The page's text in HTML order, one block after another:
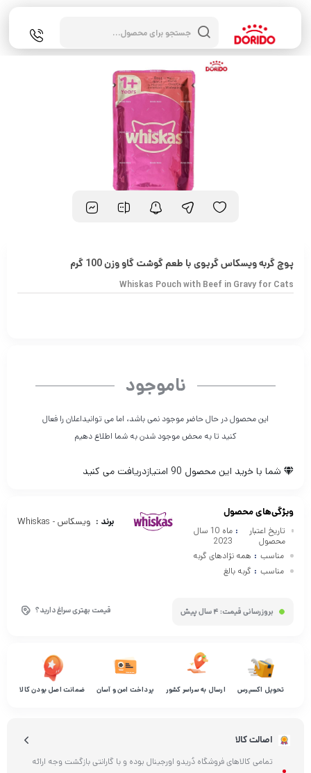
محصولات
پوچ گربه ویسکاس گریوی با طعم گوشت گاو وزن 100 گرم
Whiskas Pouch with Beef in Gravy for Cats
ناموجود
این محصول در حال حاضر موجود نمی باشد، اما می توانیداعلان را فعال
کنید تا به محض موجود شدن به شما اطلاع دهیم
شما با خرید این محصول 90 امتیازدریافت می کنید
برند : ویسکاس - Whiskas
ویژگی‌های محصول
تاریخ اعتبار
محصول
:
ماه 10 سال
2023
مناسب : همه نژادهای گربه
مناسب : گربه بالغ
بروزرسانی قیمت: 4 سال پیش قیمت بهتری سراغ دارید؟
تحویل اکسپرس ارسال به سراسر کشور پرداخت امن و آسان ضمانت اصل بودن کالا
اصالت کالا
تمامی کالاهای فروشگاه دُریدو اورجینال بوده و با گارانتی بازگشت وجه ارائه